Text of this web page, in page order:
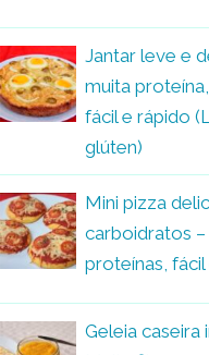
Jantar leve e
muita
fácil e rápido
glúten)
Mini pizza
carboidratos –
proteínas, fácil
Geleia caseira